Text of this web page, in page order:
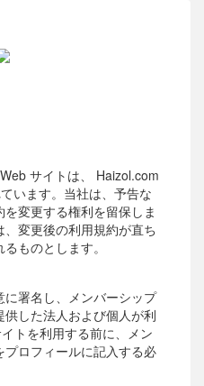
サイトは、 Haizol.com
います。当社は、予告な
変更する権利を留保しま
変更後の利用規約が直ち
ものとします。
署名し、メンバーシップ
した法人および個人が利
トを利用する前に、メン
ロフィールに記入する必